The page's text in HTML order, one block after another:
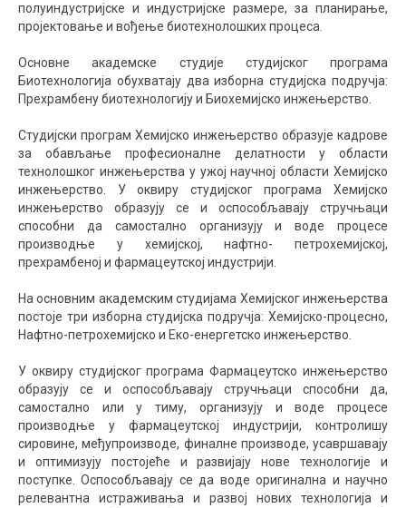
полуиндустријске и индустријске размере, за планирање,
пројектовање и вођење биотехнолошких процеса.
Основне академске студије студијског програма
Биотехнологија обухватају два изборна студијска подручја:
Прехрамбену биотехнологију и Биохемијско инжењерство.
Студијски програм Хемијско инжењерство образује кадрове
за обављање професионалне делатности у области
технолошког инжењерства у ужој научној области Хемијско
инжењерство. У оквиру студијског програма Хемијско
инжењерство образују се и оспособљавају стручњаци
способни да самостално организују и воде процесе
производње у хемијској, нафтно- петрохемијској,
прехрамбеној и фармацеутској индустрији.
На основним академским студијама Хемијског инжењерства
постоје три изборна студијска подручја: Хемијско-процесно,
Нафтно-петрохемијско и Еко-енергетско инжењерство.
У оквиру студијског програма Фармацеутско инжењерство
образују се и оспособљавају стручњаци способни да,
самостално или у тиму, организују и воде процесе
производње у фармацеутској индустрији, контролишу
сировине, међупроизводе, финалне производе, усавршавају
и оптимизују постојеће и развијају нове технологије и
поступке. Оспособљавају се да воде оригинална и научно
релевантна истраживања и развој нових технологија и